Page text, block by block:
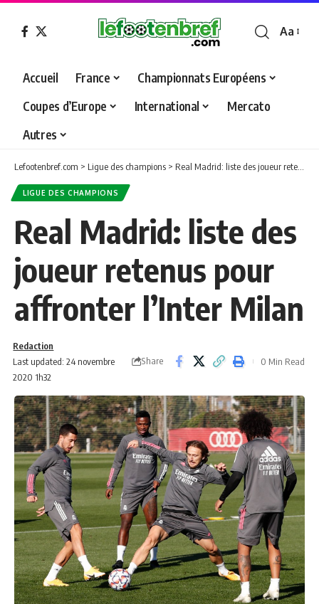
Font
Aa
Accueil France
Championnats Européens
Coupes d’Europe
International
Mercato
Autres
Lefootenbref.com > Ligue des champions > Real Madrid: liste des joueur retenus pour affronter l’Inter Milan
LIGUE DES CHAMPIONS
Real Madrid: liste des
joueur retenus pour
affronter l’Inter Milan
Last updated: 24 novembre
2020 1h32
Redaction
Share
0 Min Read